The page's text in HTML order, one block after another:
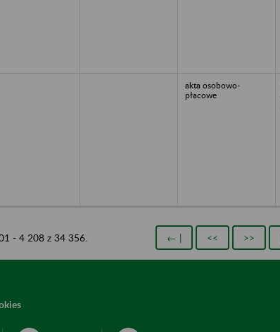
akta osobowo-
płacowe
- 4 208 z 34 356. ← | << >>